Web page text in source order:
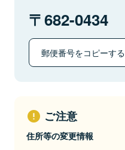
682-0434
郵便番号をコピーする
ご注意
住所等の変更情報